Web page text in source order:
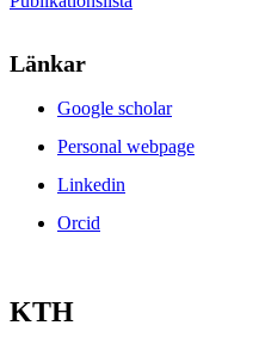
Länkar
Google scholar
Personal webpage
Linkedin
Orcid
KTH